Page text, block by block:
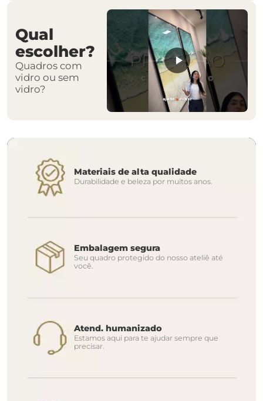
Qual
escolher?
Quadros com
vidro ou sem
vidro?
Materiais de alta qualidade
Durabilidade e beleza por muitos anos.
Embalagem segura
Seu quadro protegido do nosso ateliê até
você.
Atend. humanizado
Estamos aqui para te ajudar sempre que
precisar.